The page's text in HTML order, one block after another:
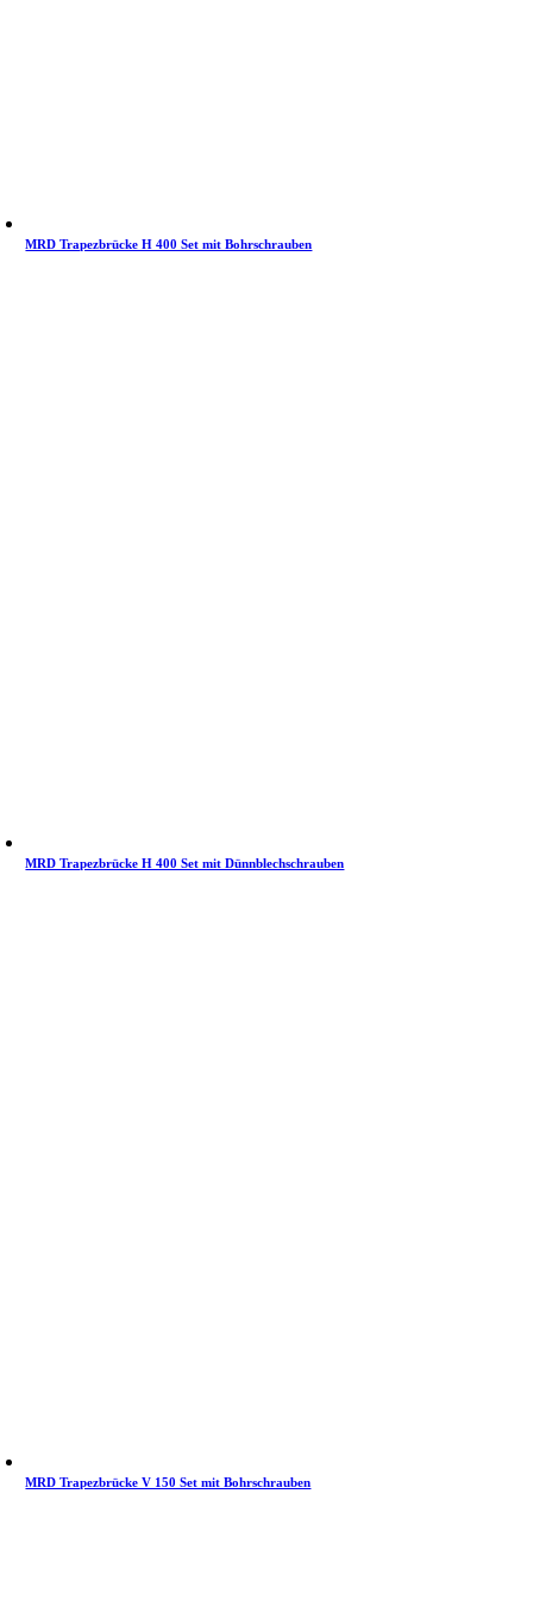
MRD Trapezbrücke H 400 Set mit Bohrschrauben
MRD Trapezbrücke H 400 Set mit Dünnblechschrauben
MRD Trapezbrücke V 150 Set mit Bohrschrauben